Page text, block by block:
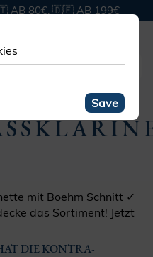
AB 80€, 🇩🇪 AB 199€
KONTRABASS
mit Boehm Schnitt ✓
das Sortiment! Jetzt
DIE KONTRA-
Save